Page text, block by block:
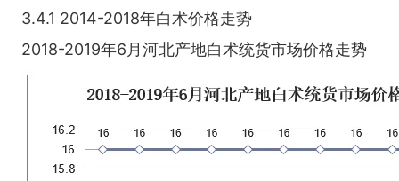
3.4.1 2014-2018年白术价格走势
2018-2019年6月河北产地白术统货市场价格走势